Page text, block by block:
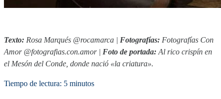
Texto: Rosa Marqués @rocamarca | Fotografías: Fotografías Con
Amor @fotografias.con.amor | Foto de portada: Al rico crispín en
el Mesón del Conde, donde nació «la criatura».
Tiempo de lectura: 5 minutos